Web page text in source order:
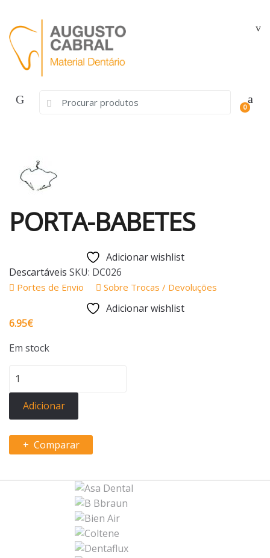
navigation
content
0
PORTA-BABETES
Adicionar wishlist
Descartáveis SKU: DC026
Portes de Envio Sobre Trocas / Devoluções
Adicionar wishlist
6.95€
Em stock
Quantidade
PORTA-
BABETES
Adicionar
Comparar